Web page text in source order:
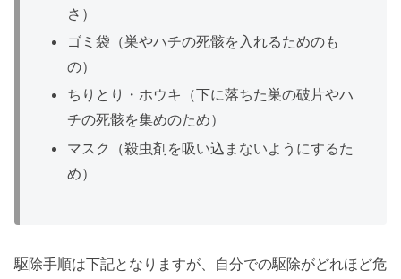
さ）
ゴミ袋（巣やハチの死骸を入れるためのも
の）
ちりとり・ホウキ（下に落ちた巣の破片やハ
チの死骸を集めのため）
マスク（殺虫剤を吸い込まないようにするた
め）
駆除手順は下記となりますが、自分での駆除がどれほど危